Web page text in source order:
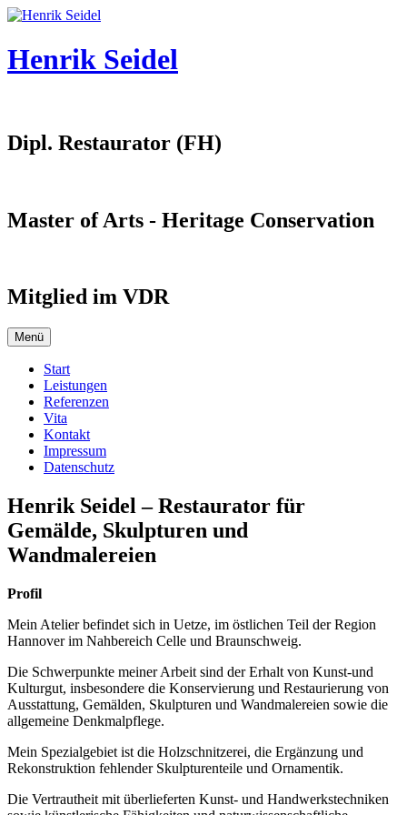
Springe
Inhalt
Henrik Seidel
Dipl. Restaurator (FH)
Master of Arts - Heritage Conservation
Mitglied im VDR
Menü
Start
Leistungen
Referenzen
Vita
Kontakt
Impressum
Datenschutz
Henrik Seidel – Restaurator für
Gemälde, Skulpturen und
Wandmalereien
Profil
Mein Atelier befindet sich in Uetze, im östlichen Teil der Region
Hannover im Nahbereich Celle und Braunschweig.
Die Schwerpunkte meiner Arbeit sind der Erhalt von Kunst-und
Kulturgut, insbesondere die Konservierung und Restaurierung von
Ausstattung, Gemälden, Skulpturen und Wandmalereien sowie die
allgemeine Denkmalpflege.
Mein Spezialgebiet ist die Holzschnitzerei, die Ergänzung und
Rekonstruktion fehlender Skulpturenteile und Ornamentik.
Die Vertrautheit mit überlieferten Kunst- und Handwerkstechniken